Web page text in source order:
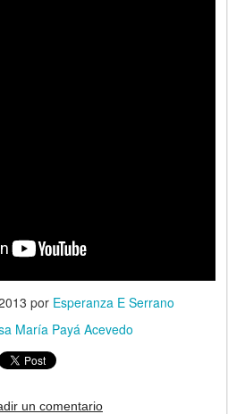
por Esperanza E Serrano
María Payá Acevedo
un comentario